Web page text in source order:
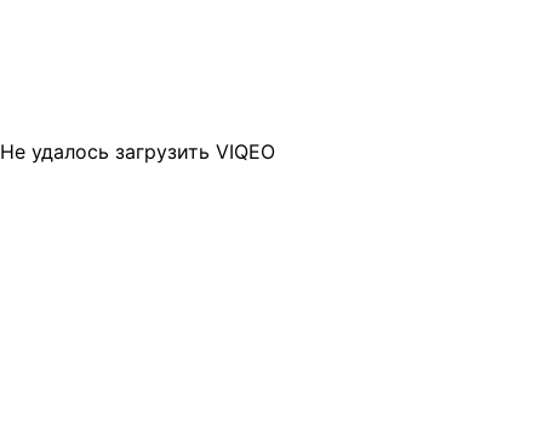
Не удалось загрузить VIQEO